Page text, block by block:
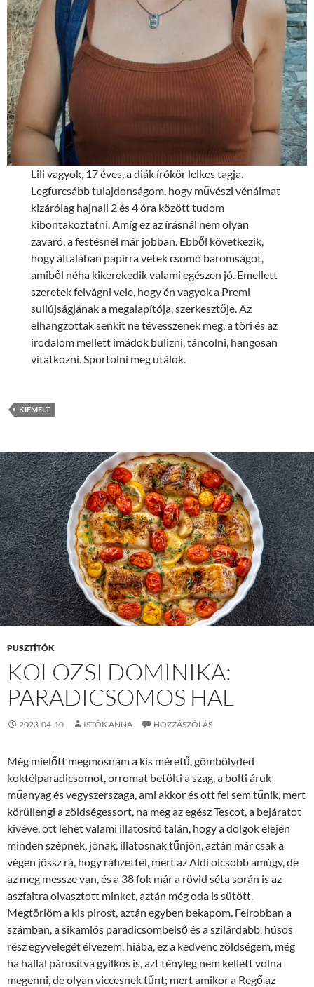
Lili vagyok, 17 éves, a diák írókör lelkes tagja.
Legfurcsább tulajdonságom, hogy művészi vénáimat
kizárólag hajnali 2 és 4 óra között tudom
kibontakoztatni. Amíg ez az írásnál nem olyan
zavaró, a festésnél már jobban. Ebből következik,
hogy általában papírra vetek csomó baromságot,
amiből néha kikerekedik valami egészen jó. Emellett
szeretek felvágni vele, hogy én vagyok a Premi
suliújságjának a megalapítója, szerkesztője. Az
elhangzottak senkit ne tévesszenek meg, a töri és az
irodalom mellett imádok bulizni, táncolni, hangosan
vitatkozni. Sportolni meg utálok.
KIEMELT
PUSZTÍTÓK
KOLOZSI DOMINIKA:
PARADICSOMOS HAL
2023-04-10 ISTÓK ANNA HOZZÁSZÓLÁS
Még mielőtt megmosnám a kis méretű, gömbölyded
koktélparadicsomot, orromat betölti a szag, a bolti áruk
műanyag és vegyszerszaga, ami akkor és ott fel sem tűnik, mert
körüllengi a zöldségessort, na meg az egész Tescot, a bejáratot
kivéve, ott lehet valami illatosító talán, hogy a dolgok elején
minden szépnek, jónak, illatosnak tűnjön, aztán már csak a
végén jössz rá, hogy ráfizettél, mert az Aldi olcsóbb amúgy, de
az meg messze van, és a 38 fok már a rövid séta során is az
aszfaltra olvasztott minket, aztán még oda is sütött.
Megtörlöm a kis pirost, aztán egyben bekapom. Felrobban a
számban, a sikamlós paradicsombelső és a szilárdabb, húsos
rész egyvelegét élvezem, hiába, ez a kedvenc zöldségem, még
ha hallal párosítva gyilkos is, azt tényleg nem kellett volna
megenni, de olyan viccesnek tűnt; mert amikor a Regő az